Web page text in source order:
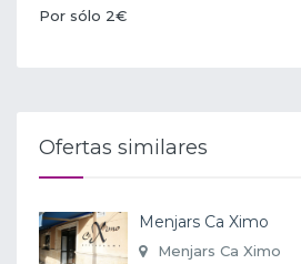
Por sólo 2€
Ofertas similares
Menjars Ca Ximo
Menjars Ca Ximo